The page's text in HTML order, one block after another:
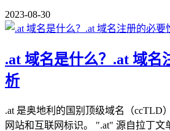
2023-08-30
.at 域名是什么？.at 域名
析
.at 是奥地利的国别顶级域名（ccTLD
网站和互联网标识。 ".at" 源自拉丁文